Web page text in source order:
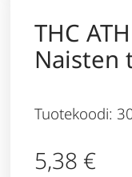
THC
Naisten
Tuotekoodi:
5,38 €